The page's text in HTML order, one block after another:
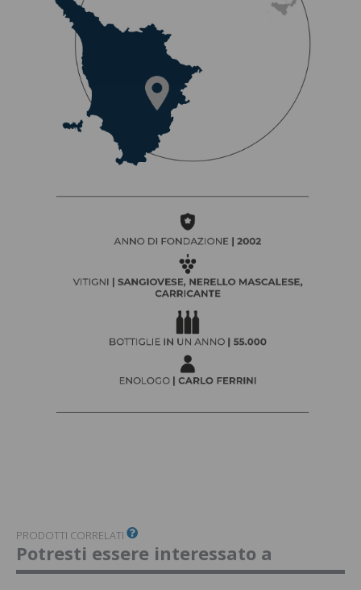
PRODOTTI CORRELATI
Potresti essere interessato a